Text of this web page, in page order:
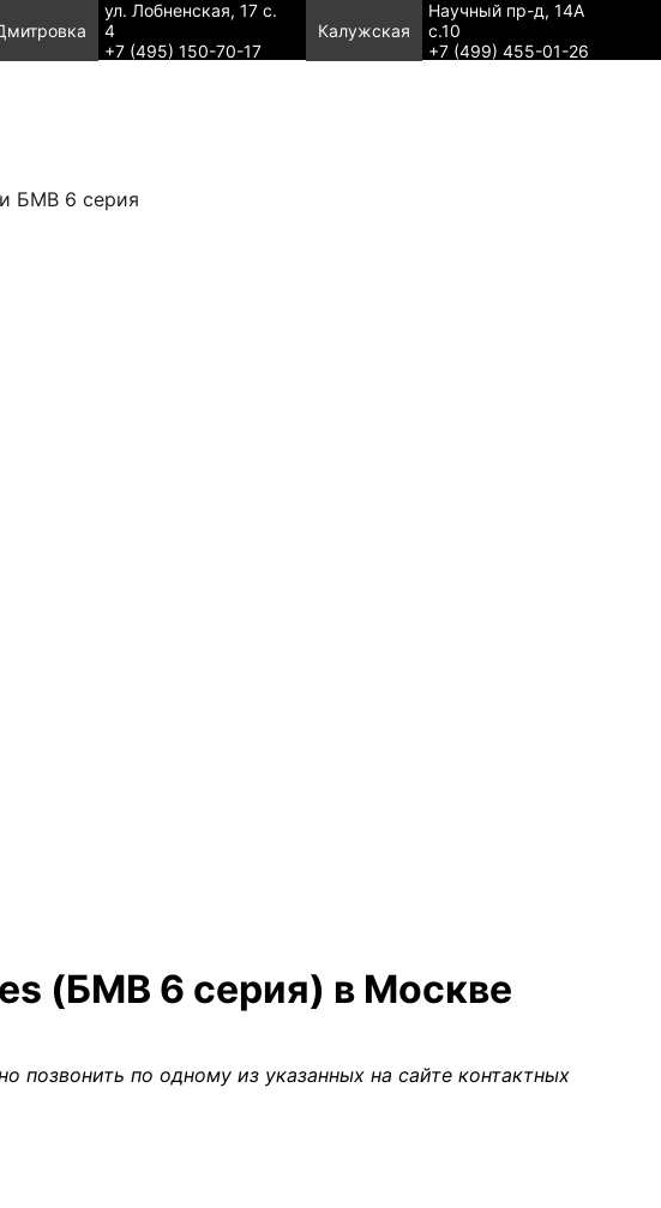
ул. Лобненская, 17 с.
4
+7 (495) 150-70-17
Калужская
Научный пр-д, 14А
с.10
+7 (499) 455-01-26
БМВ 6 серия
(БМВ 6 серия) в Москве
позвонить по одному из указанных на сайте контактных